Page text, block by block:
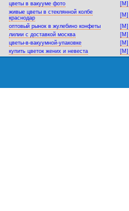
цветы в вакууме фото
[M]
живые цветы в стеклянной колбе
краснодар
[M]
оптовый рынок в жулебино конфеты
[M]
лилии с доставкой москва
[M]
цветы-в-вакуумной-упаковке
[M]
купить цветок жених и невеста
[M]